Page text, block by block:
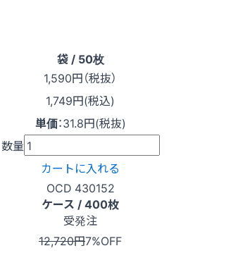
袋 / 50枚
1,590円（税抜）
1,749円(税込)
単価：31.8円(税抜)
数量
カートに入れる
OCD 430152
ケース / 400枚
受発注
12,720円7%OFF